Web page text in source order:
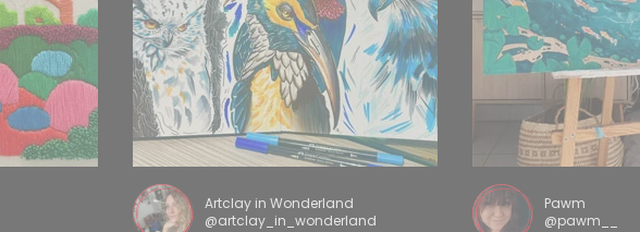
Artclay in Wonderland
@artclay_in_wonderland
Pawm
@pawm__